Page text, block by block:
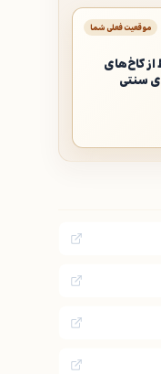
موقعیت فعلی شما
کاخ‌های
سنتی